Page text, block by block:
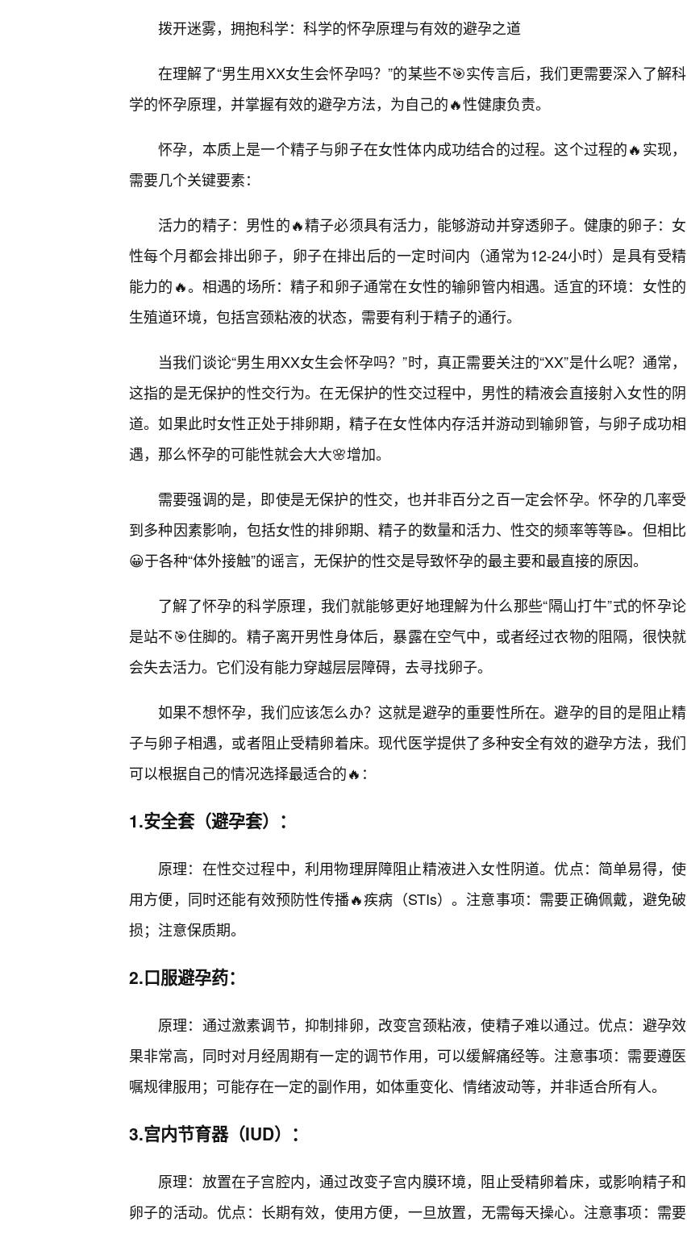
拨开迷雾，拥抱科学：科学的怀孕原理与有效的避孕之道
在理解了“男生用XX女生会怀孕吗？”的某些不🎯实传言后，我们更需要深入了解科
学的怀孕原理，并掌握有效的避孕方法，为自己的🔥性健康负责。
怀孕，本质上是一个精子与卵子在女性体内成功结合的过程。这个过程的🔥实现，
需要几个关键要素：
活力的精子：男性的🔥精子必须具有活力，能够游动并穿透卵子。健康的卵子：女
性每个月都会排出卵子，卵子在排出后的一定时间内（通常为12-24小时）是具有受精
能力的🔥。相遇的场所：精子和卵子通常在女性的输卵管内相遇。适宜的环境：女性的
生殖道环境，包括宫颈粘液的状态，需要有利于精子的通行。
当我们谈论“男生用XX女生会怀孕吗？”时，真正需要关注的“XX”是什么呢？通常，
这指的是无保护的性交行为。在无保护的性交过程中，男性的精液会直接射入女性的阴
道。如果此时女性正处于排卵期，精子在女性体内存活并游动到输卵管，与卵子成功相
遇，那么怀孕的可能性就会大大🌸增加。
需要强调的是，即使是无保护的性交，也并非百分之百一定会怀孕。怀孕的几率受
到多种因素影响，包括女性的排卵期、精子的数量和活力、性交的频率等等📝。但相比
😀于各种“体外接触”的谣言，无保护的性交是导致怀孕的最主要和最直接的原因。
了解了怀孕的科学原理，我们就能够更好地理解为什么那些“隔山打牛”式的怀孕论
是站不🎯住脚的。精子离开男性身体后，暴露在空气中，或者经过衣物的阻隔，很快就
会失去活力。它们没有能力穿越层层障碍，去寻找卵子。
如果不想怀孕，我们应该怎么办？这就是避孕的重要性所在。避孕的目的是阻止精
子与卵子相遇，或者阻止受精卵着床。现代医学提供了多种安全有效的避孕方法，我们
可以根据自己的情况选择最适合的🔥：
1.安全套（避孕套）：
原理：在性交过程中，利用物理屏障阻止精液进入女性阴道。优点：简单易得，使
用方便，同时还能有效预防性传播🔥疾病（STIs）。注意事项：需要正确佩戴，避免破
损；注意保质期。
2.口服避孕药：
原理：通过激素调节，抑制排卵，改变宫颈粘液，使精子难以通过。优点：避孕效
果非常高，同时对月经周期有一定的调节作用，可以缓解痛经等。注意事项：需要遵医
嘱规律服用；可能存在一定的副作用，如体重变化、情绪波动等，并非适合所有人。
3.宫内节育器（IUD）：
原理：放置在子宫腔内，通过改变子宫内膜环境，阻止受精卵着床，或影响精子和
卵子的活动。优点：长期有效，使用方便，一旦放置，无需每天操心。注意事项：需要